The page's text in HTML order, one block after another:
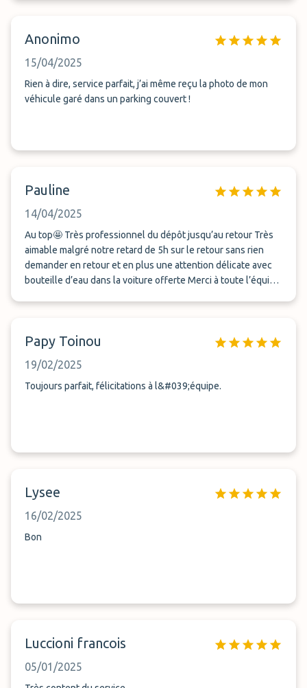
Anonimo
15/04/2025
Rien à dire, service parfait, j’ai même reçu la photo de mon
véhicule garé dans un parking couvert !
Pauline
14/04/2025
Au top🤩 Très professionnel du dépôt jusqu’au retour Très
aimable malgré notre retard de 5h sur le retour sans rien
demander en retour et en plus une attention délicate avec
bouteille d’eau dans la voiture offerte Merci à toute l’équipe
Papy Toinou
19/02/2025
Toujours parfait, félicitations à l&#039;équipe.
Lysee
16/02/2025
Bon
Luccioni francois
05/01/2025